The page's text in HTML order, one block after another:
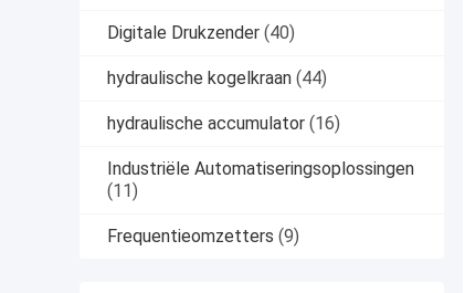
Digitale Drukzender (40)
hydraulische kogelkraan (44)
hydraulische accumulator (16)
Industriële Automatiseringsoplossingen
(11)
Frequentieomzetters (9)